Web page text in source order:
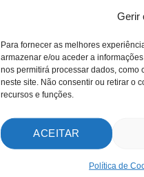
Gerir
Para fornecer as melhores
armazenar e/ou aceder a
nos permitirá processar dados, como
neste site. Não consentir ou retirar o
recursos e funções.
ACEITAR
Política de